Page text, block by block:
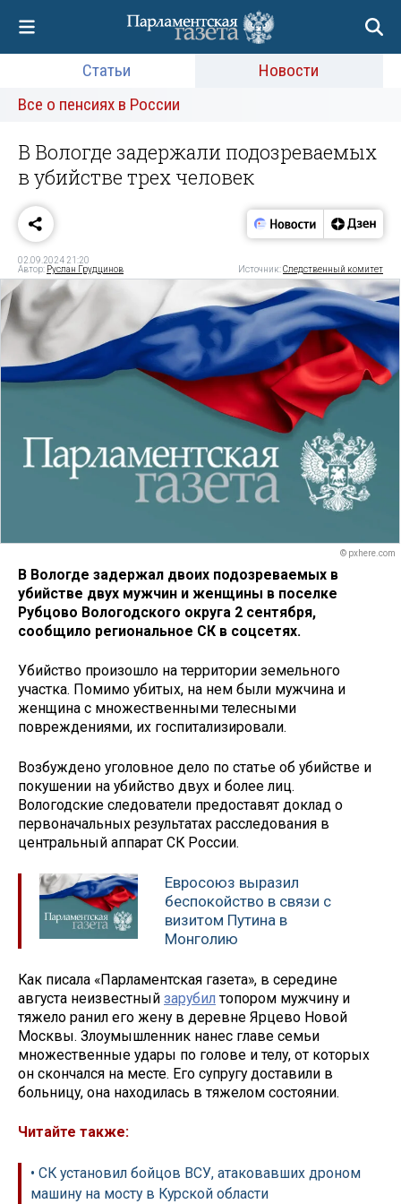
Статьи
Новости
Все о пенсиях в России
В Вологде задержали подозреваемых
в убийстве трех человек
02.09.2024 21:20
Автор: Руслан Грудцинов Источник:Следственный комитет
© pxhere.com
В Вологде задержал двоих подозреваемых в
убийстве двух мужчин и женщины в поселке
Рубцово Вологодского округа 2 сентября,
сообщило региональное СК в соцсетях.
Убийство произошло на территории земельного
участка. Помимо убитых, на нем были мужчина и
женщина с множественными телесными
повреждениями, их госпитализировали.
Возбуждено уголовное дело по статье об убийстве и
покушении на убийство двух и более лиц.
Вологодские следователи предоставят доклад о
первоначальных результатах расследования в
центральный аппарат СК России.
Евросоюз выразил
беспокойство в связи с
визитом Путина в
Монголию
Как писала «Парламентская газета», в середине
августа неизвестный зарубил топором мужчину и
тяжело ранил его жену в деревне Ярцево Новой
Москвы. Злоумышленник нанес главе семьи
множественные удары по голове и телу, от которых
он скончался на месте. Его супругу доставили в
больницу, она находилась в тяжелом состоянии.
Читайте также:
• СК установил бойцов ВСУ, атаковавших дроном
машину на мосту в Курской области